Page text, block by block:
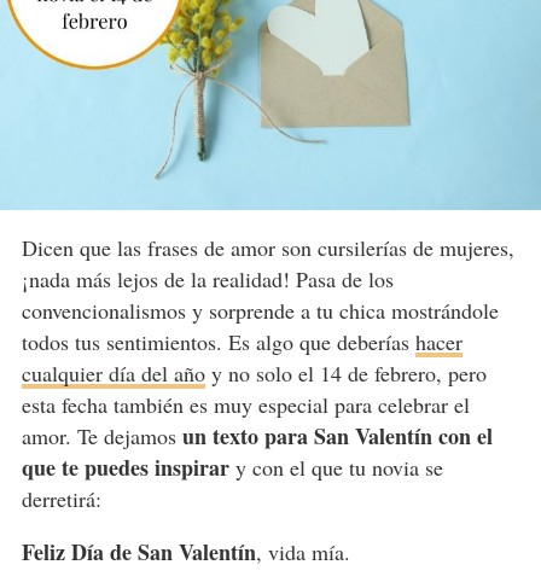
Dicen que las frases de amor son cursilerías de mujeres,
¡nada más lejos de la realidad! Pasa de los
convencionalismos y sorprende a tu chica mostrándole
todos tus sentimientos. Es algo que deberías hacer
cualquier día del añoy no solo el 14 de febrero, pero
esta fecha también es muy especial para celebrar el
amor. Te dejamos un texto para San Valentín con el
que te puedes inspirary con el que tu novia se
derretirá:
Feliz Día de San Valentín, vida mía.